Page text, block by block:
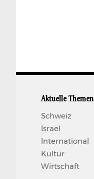
Aktuelle Themen
Schweiz
Israel
International
Kultur
Wirtschaft